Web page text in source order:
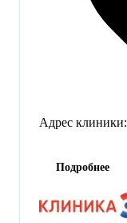
Адрес клиники:
Подробнее